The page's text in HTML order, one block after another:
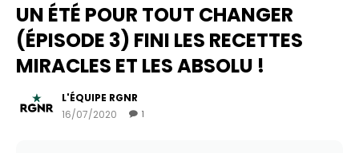
UN ÉTÉ POUR TOUT CHANGER
(ÉPISODE 3) FINI LES RECETTES
MIRACLES ET LES ABSOLU !
L'ÉQUIPE RGNR
16/07/2020
1